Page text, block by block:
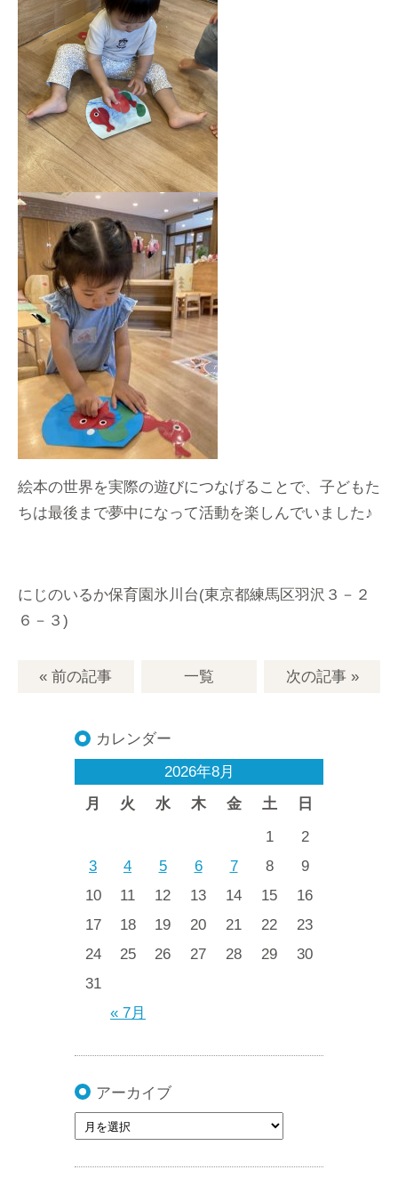
絵本の世界を実際の遊びにつなげることで、子どもた
ちは最後まで夢中になって活動を楽しんでいました♪
にじのいるか保育園氷川台(東京都練馬区羽沢３－２
６－３)
« 前の記事 一覧 次の記事»
カレンダー
2026年8月
月
火 水 木 金 土 日
« 7月
1
2
3
4 5 6 7 8
9
10
11 12 13 14 15
16
17
18 19 20 21 22
23
24
25 26 27 28 29
30
31
アーカイブ